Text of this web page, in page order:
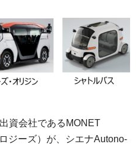
資会社であるMONET
ジーズ）が、シエナAutono-